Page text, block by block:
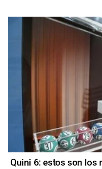
Quini 6: estos son los